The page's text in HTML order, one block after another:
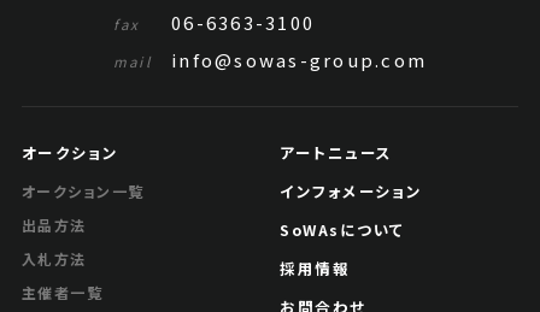
fax 06-6363-3100
mail info@sowas-group.com
オークション
オークション一覧
出品方法
入札方法
主催者一覧
アートニュース
インフォメーション
SoWAsについて
採用情報
お問合わせ